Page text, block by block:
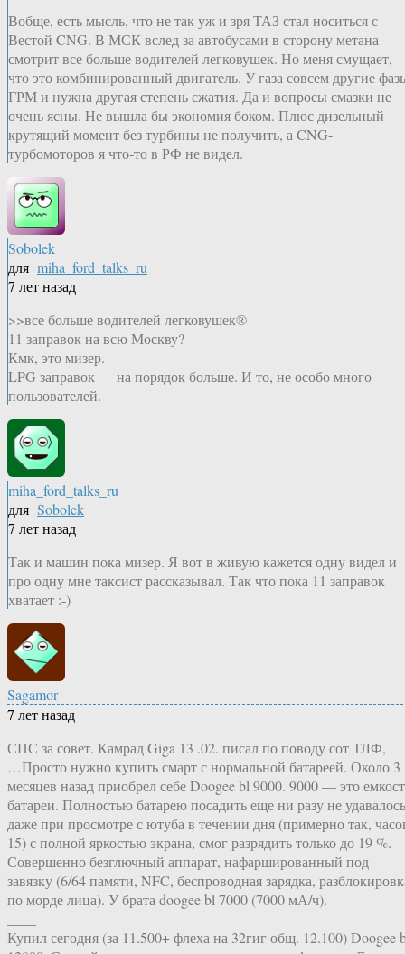
Вобще, есть мысль, что не так уж и зря ТАЗ стал носиться с
Вестой CNG. В МСК вслед за автобусами в сторону метана
смотрит все больше водителей легковушек. Но меня смущает,
что это комбинированный двигатель. У газа совсем другие
ГРМ и нужна другая степень сжатия. Да и вопросы смазки не
очень ясны. Не вышла бы экономия боком. Плюс дизельный
крутящий момент без турбины не получить, а CNG-
турбомоторов я что-то в РФ не видел.
Sobolek
для miha_ford_talks_ru
7 лет назад
>>все больше водителей легковушек®
11 заправок на всю Москву?
Кмк, это мизер.
LPG заправок — на порядок больше. И то, не особо много
пользователей.
miha_ford_talks_ru
для Sobolek
7 лет назад
Так и машин пока мизер. Я вот в живую кажется одну видел и
про одну мне таксист рассказывал. Так что пока 11 заправок
хватает :-)
Sagamor
7 лет назад
СПС за совет. Камрад Giga 13 .02. писал по поводу сот ТЛФ,
…Просто нужно купить смарт с нормальной батареей. Около 3
месяцев назад приобрел себе Doogee bl 9000. 9000 — это
батареи. Полностью батарею посадить еще ни разу не
даже при просмотре с ютуба в течении дня (примерно так,
15) с полной яркостью экрана, смог разрядить только до 19 %.
Совершенно безглючный аппарат, нафаршированный под
завязку (6/64 памяти, NFC, беспроводная зарядка,
по морде лица). У брата doogee bl 7000 (7000 мА/ч).
Купил сегодня (за 11.500+ флеха на 32гиг общ. 12.100) Doogee